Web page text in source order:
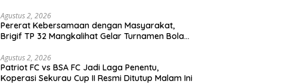
Agustus 2, 2026
Pererat Kebersamaan dengan Masyarakat,
Brigif TP 32 Mangkalihat Gelar Turnamen Bola
Agustus 2, 2026
Patriot FC vs BSA FC Jadi Laga Penentu,
Koperasi Sekurau Cup II Resmi Ditutup Malam Ini